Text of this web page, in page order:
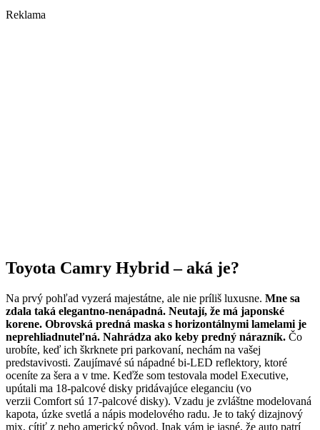
Reklama
Toyota Camry Hybrid – aká je?
Na prvý pohľad vyzerá majestátne, ale nie príliš luxusne. Mne sa
zdala taká elegantno-nenápadná. Neutají, že má japonské
korene. Obrovská predná maska s horizontálnymi lamelami je
neprehliadnuteľná. Nahrádza ako keby predný nárazník. Čo
urobíte, keď ich škrknete pri parkovaní, nechám na vašej
predstavivosti. Zaujímavé sú nápadné bi-LED reflektory, ktoré
oceníte za šera a v tme. Keďže som testovala model Executive,
upútali ma 18-palcové disky pridávajúce eleganciu (vo
verzii Comfort sú 17-palcové disky). Vzadu je zvláštne modelovaná
kapota, úzke svetlá a nápis modelového radu. Je to taký dizajnový
mix, cítiť z neho americký pôvod. Inak vám je jasné, že auto patrí